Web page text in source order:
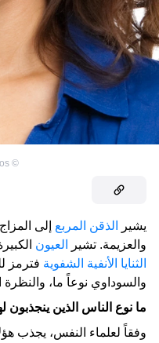
©
يشير الذقن المربع إلى
والعزيمة. تشير
العيون
الثنايا الأنفية الشفوية فترمز
والسوداوي نوعاً ما، والنظرة
ما نوع الناس الذين
وفقاً لعلماء النفس، يجذب